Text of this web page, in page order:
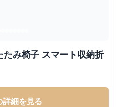
み椅子 スマート収納折
詳細を見る